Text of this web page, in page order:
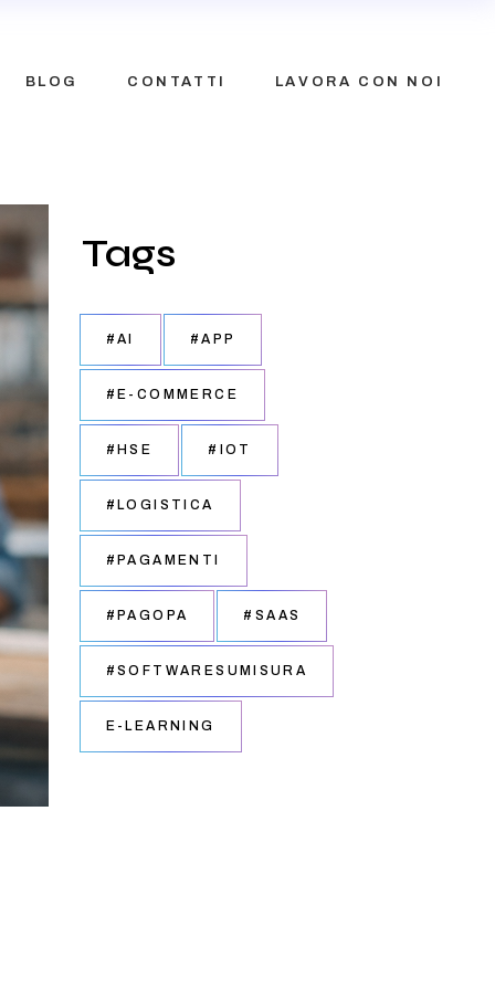
BLOG CONTATTI LAVORA CON NOI
Tags
#AI #APP
#E-COMMERCE
#HSE #IOT
#LOGISTICA
#PAGAMENTI
#PAGOPA #SAAS
#SOFTWARESUMISURA
E-LEARNING